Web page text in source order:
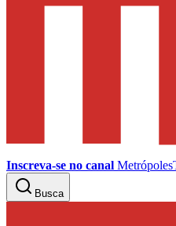
Inscreva-se no canal
Busca